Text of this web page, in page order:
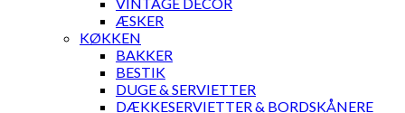
ÆSKER
KØKKEN
BAKKER
BESTIK
DUGE & SERVIETTER
DÆKKESERVIETTER & BORDSKÅNERE